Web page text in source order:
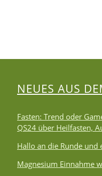
NEUES AUS
Fasten: Trend oder
QS24 über Heilfasten,
Hallo an die Runde und
Magnesium Einnahme